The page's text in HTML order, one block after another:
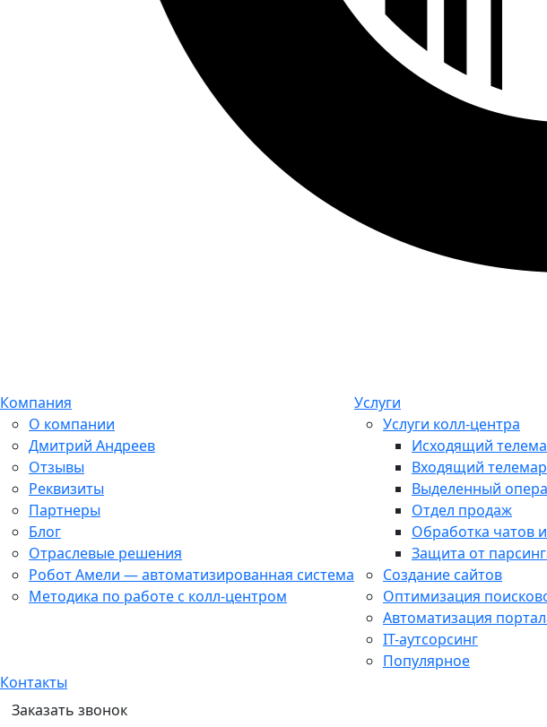
Компания
О компании
Дмитрий Андреев
Отзывы
Реквизиты
Партнеры
Блог
Отраслевые решения
Робот Амели — автоматизированная система
Методика по работе с колл-центром
Услуги
Услуги колл-центра
Исходящий
Входящий
Выделенный
Отдел продаж
Обработка чатов
Защита от
Создание сайтов
Оптимизация
Автоматизация
IT-аутсорсинг
Популярное
Контакты
Заказать звонок